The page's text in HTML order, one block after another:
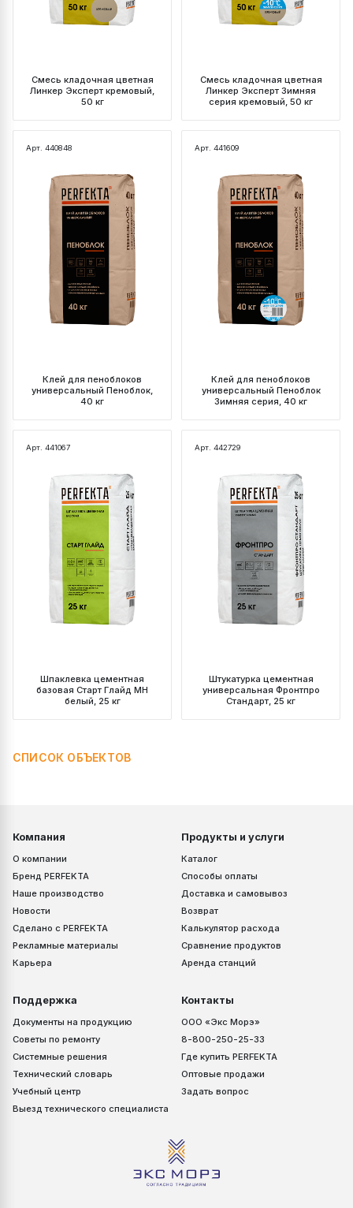
Смесь кладочная цветная
Линкер Эксперт кремовый,
50 кг
Смесь кладочная цветная
Линкер Эксперт Зимняя
серия кремовый, 50 кг
Арт. 440848
Клей для пеноблоков
универсальный Пеноблок,
40 кг
Арт. 441609
Клей для пеноблоков
универсальный Пеноблок
Зимняя серия, 40 кг
Арт. 441067
Шпаклевка цементная
базовая Старт Глайд МН
белый, 25 кг
Арт. 442729
Штукатурка цементная
универсальная Фронтпро
Стандарт, 25 кг
СПИСОК ОБЪЕКТОВ
Компания
О компании
Бренд PERFEKTA
Наше производство
Новости
Сделано с PERFEKTA
Рекламные материалы
Карьера
Продукты и услуги
Каталог
Способы оплаты
Доставка и самовывоз
Возврат
Калькулятор расхода
Сравнение продуктов
Аренда станций
Поддержка
Документы на продукцию
Советы по ремонту
Системные решения
Технический словарь
Учебный центр
Выезд технического специалиста
Контакты
ООО «Экс Морэ»
8-800-250-25-33
Где купить PERFEKTA
Оптовые продажи
Задать вопрос